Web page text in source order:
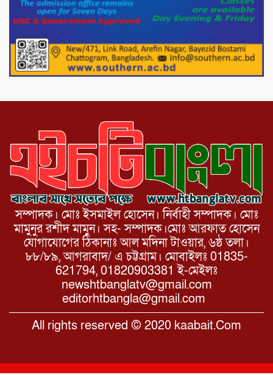
পোরশায় গণঅভ্যুত্থান দিবসে শহিদ ও জুলাই
১১ দলীয় ঐক্য পোরশা উপজেলা শাখার
সম্পাদক। মোঃ ইসমাইল হোসেন। নির্বাহী সম্পাদক। মোঃ
মামুনুর রশীদ মামুন। সহ- সম্পাদক।মোঃ আরফাত হোসেন
যোগাযোগের ঠিকানাঃ আল মদিনা টাওয়ার, ৬ষ্ঠ তলা।
৮৮/৮৯, আগরাবাদ/ এ চট্টগ্রাম। মোবাইলঃ 01835-
621794, 01820903381 ই-মেইলঃ
newshtbanglatv@gmail.com
editorhtbangla@gmail.com
All rights reserved © 2020 kaabait.Com